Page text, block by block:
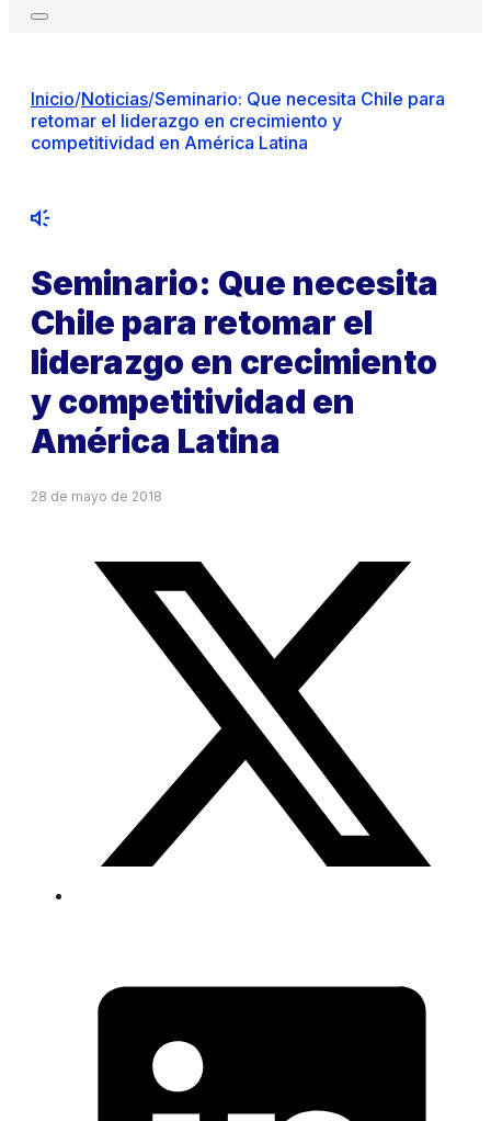
Inicio/Noticias/Seminario: Que necesita Chile para
retomar el liderazgo en crecimiento y
competitividad en América Latina
Seminario: Que necesita
Chile para retomar el
liderazgo en crecimiento
y competitividad en
América Latina
28 de mayo de 2018